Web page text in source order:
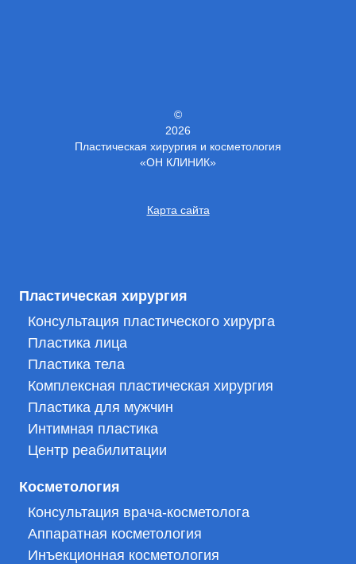
©
2026
Пластическая хирургия и косметология
«ОН КЛИНИК»
Карта сайта
Пластическая хирургия
Консультация пластического хирурга
Пластика лица
Пластика тела
Комплексная пластическая хирургия
Пластика для мужчин
Интимная пластика
Центр реабилитации
Косметология
Консультация врача-косметолога
Аппаратная косметология
Инъекционная косметология